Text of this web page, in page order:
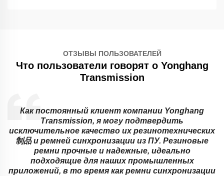
ОТЗЫВЫ ПОЛЬЗОВАТЕЛЕЙ
Что пользователи говорят о Yonghang
Transmission
Как постоянный клиент компании Yonghang
Transmission, я могу подтвердить
исключительное качество их резинотехнических
制品 и ремней синхронизации из ПУ. Резиновые
ремни прочные и надежные, идеально
подходящие для наших промышленных
приложений, в то время как ремни синхронизации